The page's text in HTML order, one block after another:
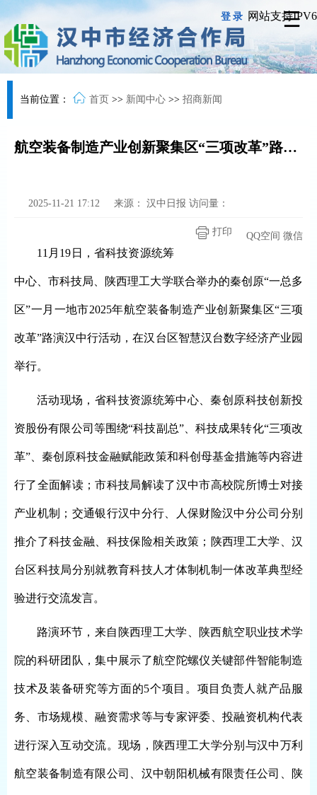
登录 网站支持IPV6
当前位置： 首页 >> 新闻中心 >> 招商新闻
航空装备制造产业创新聚集区“三项改革”路演汉中行活动举行
2025-11-21 17:12 来源： 汉中日报 访问量：
打印 QQ空间 微信
11月19日，省科技资源统筹
中心、市科技局、陕西理工大学联合举办的秦创原“一总多
区”一月一地市2025年航空装备制造产业创新聚集区“三项
改革”路演汉中行活动，在汉台区智慧汉台数字经济产业园
举行。
活动现场，省科技资源统筹中心、秦创原科技创新投
资股份有限公司等围绕“科技副总”、科技成果转化“三项改
革”、秦创原科技金融赋能政策和科创母基金措施等内容进
行了全面解读；市科技局解读了汉中市高校院所博士对接
产业机制；交通银行汉中分行、人保财险汉中分公司分别
推介了科技金融、科技保险相关政策；陕西理工大学、汉
台区科技局分别就教育科技人才体制机制一体改革典型经
验进行交流发言。
路演环节，来自陕西理工大学、陕西航空职业技术学
院的科研团队，集中展示了航空陀螺仪关键部件智能制造
技术及装备研究等方面的5个项目。项目负责人就产品服
务、市场规模、融资需求等与专家评委、投融资机构代表
进行深入互动交流。现场，陕西理工大学分别与汉中万利
航空装备制造有限公司、汉中朝阳机械有限责任公司、陕